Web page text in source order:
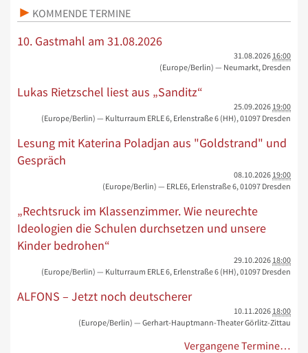
KOMMENDE TERMINE
10. Gastmahl am 31.08.2026
31.08.2026 16:00
(Europe/Berlin) — Neumarkt, Dresden
Lukas Rietzschel liest aus „Sanditz“
25.09.2026 19:00
(Europe/Berlin) — Kulturraum ERLE 6, Erlenstraße 6 (HH), 01097 Dresden
Lesung mit Katerina Poladjan aus "Goldstrand" und
Gespräch
08.10.2026 19:00
(Europe/Berlin) — ERLE6, Erlenstraße 6, 01097 Dresden
„Rechtsruck im Klassenzimmer. Wie neurechte
Ideologien die Schulen durchsetzen und unsere
Kinder bedrohen“
29.10.2026 18:00
(Europe/Berlin) — Kulturraum ERLE 6, Erlenstraße 6 (HH), 01097 Dresden
ALFONS – Jetzt noch deutscherer
10.11.2026 18:00
(Europe/Berlin) — Gerhart-Hauptmann-Theater Görlitz-Zittau
Vergangene Termine…